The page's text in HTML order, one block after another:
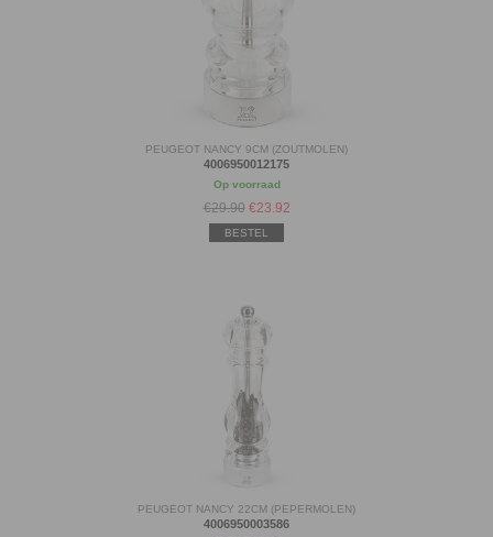
PEUGEOT NANCY 9CM (ZOUTMOLEN)
4006950012175
Op voorraad
€29.90 €23.92
BESTEL
PEUGEOT NANCY 22CM (PEPERMOLEN)
4006950003586